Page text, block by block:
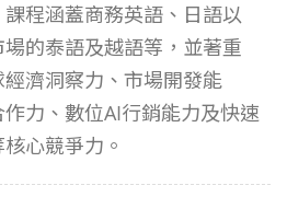
程涵蓋商務英語、日語以
的泰語及越語等，並著重
濟洞察力、市場開發能
力、數位AI行銷能力及快速
心競爭力。